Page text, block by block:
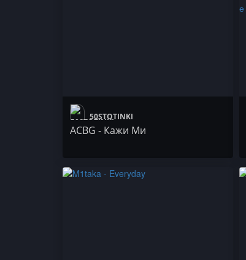
50STOTINKI
ACBG - Кажи Ми